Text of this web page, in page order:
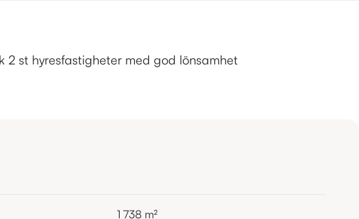
2 st hyresfastigheter med god lönsamhet
1 738 m²